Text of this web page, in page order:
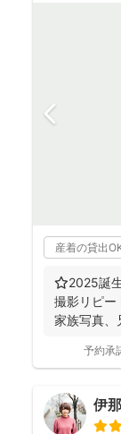
産着の貸出
⭐️2025誕
撮影リピー
家族写真
予約承
伊